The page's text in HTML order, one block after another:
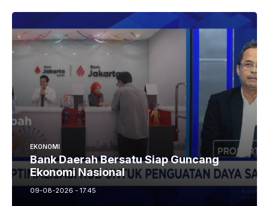
EKONOMI
Bank Daerah Bersatu Siap Guncang
Ekonomi Nasional
09-08-2026 - 17.45